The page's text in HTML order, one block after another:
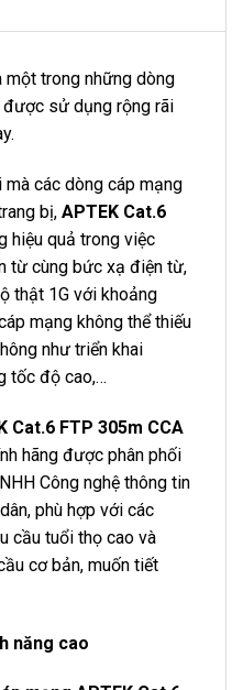
một trong những dòng
sử dụng rộng rãi
các dòng cáp mạng
bị, APTEK Cat.6
hiệu quả trong việc
từ cùng bức xạ điện từ,
thật 1G với khoảng
mạng không thể thiếu
như triển khai
tốc độ cao,…
Cat.6 FTP 305m CCA
hãng được phân phối
Công nghệ thông tin
phù hợp với các
cầu tuổi thọ cao và
cơ bản, muốn tiết
năng cao